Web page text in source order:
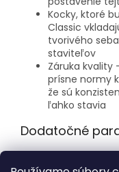
Kocky, ktoré
Classic
tvorivého
staviteľov
Záruka kvality
prísne normy
že sú
ľahko stavia
Dodatočné